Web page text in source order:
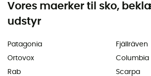
Vores maerker til sko,
udstyr
Patagonia
Ortovox
Rab
Fjällräven
Columbia
Scarpa